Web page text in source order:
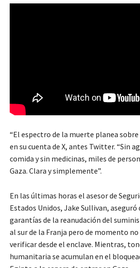
“El espectro de la muerte planea sobre
en su cuenta de X, antes Twitter. “Sin
comida y sin medicinas, miles de
Gaza. Clara y simplemente”.
En las últimas horas el asesor de
Estados Unidos, Jake Sullivan, aseguró
garantías de la reanudación del
al sur de la Franja pero de momento no
verificar desde el enclave. Mientras,
humanitaria se acumulan en el